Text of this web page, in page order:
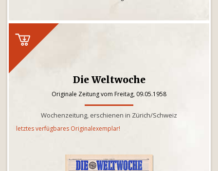
Die Weltwoche
Originale Zeitung vom Freitag, 09.05.1958
Wochenzeitung, erschienen in Zürich/Schweiz
letztes verfügbares Originalexemplar!